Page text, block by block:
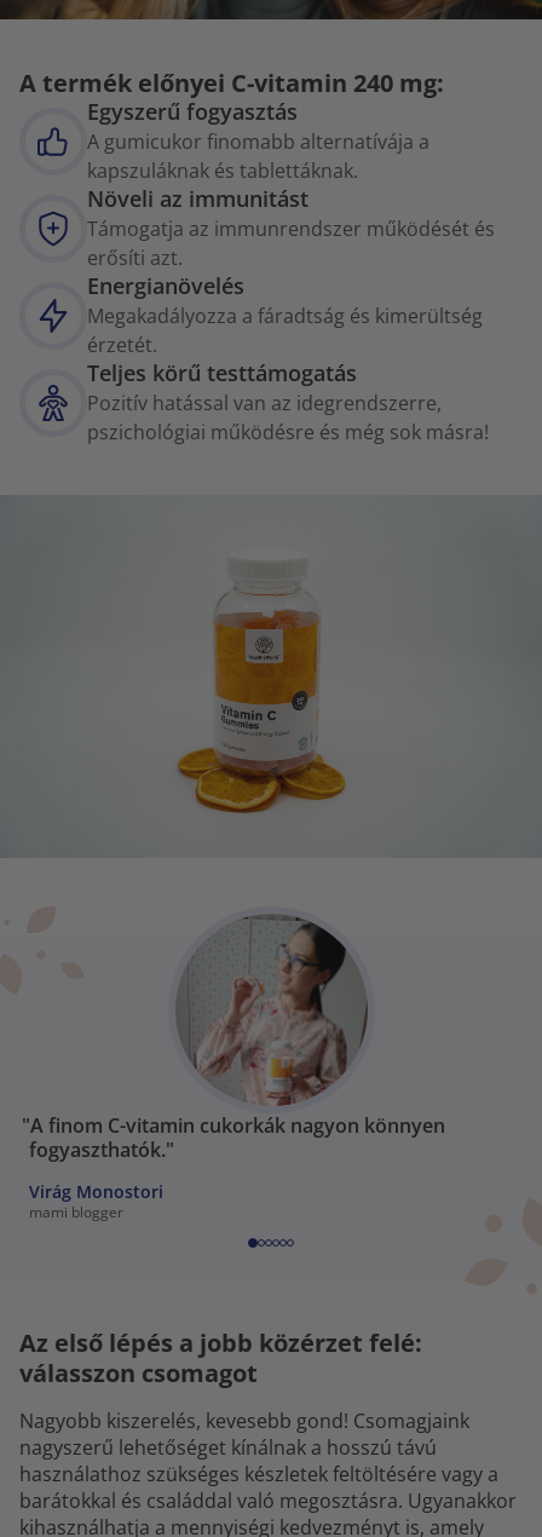
A termék előnyei C-vitamin 240 mg:
Egyszerű fogyasztás
A gumicukor finomabb alternatívája a
kapszuláknak és tablettáknak.
Növeli az immunitást
Támogatja az immunrendszer működését és
erősíti azt.
Energianövelés
Megakadályozza a fáradtság és kimerültség
érzetét.
Teljes körű testtámogatás
Pozitív hatással van az idegrendszerre,
pszichológiai működésre és még sok másra!
"A finom C-vitamin cukorkák nagyon könnyen
fogyaszthatók."
Virág Monostori
mami blogger
Az első lépés a jobb közérzet felé:
válasszon csomagot
Nagyobb kiszerelés, kevesebb gond! Csomagjaink
nagyszerű lehetőséget kínálnak a hosszú távú
használathoz szükséges készletek feltöltésére vagy a
barátokkal és családdal való megosztásra. Ugyanakkor
kihasználhatja a mennyiségi kedvezményt is, amely